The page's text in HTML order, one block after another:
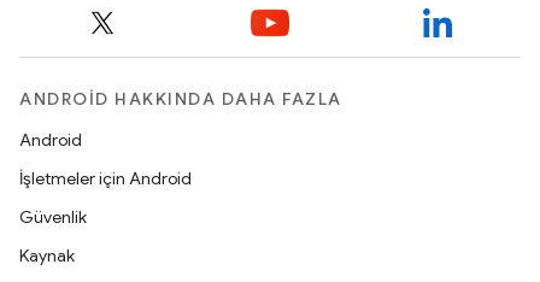
ANDROID HAKKINDA DAHA FAZLA
Android
İşletmeler için Android
Güvenlik
Kaynak